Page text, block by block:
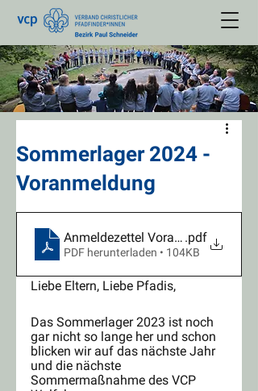
Sommerlager 2024 -
Voranmeldung
Anmeldezettel Voranmeldung
.pdf
PDF herunterladen • 104KB
Liebe Eltern, Liebe Pfadis,
Das Sommerlager 2023 ist noch
gar nicht so lange her und schon
blicken wir auf das nächste Jahr
und die nächste
Sommermaßnahme des VCP